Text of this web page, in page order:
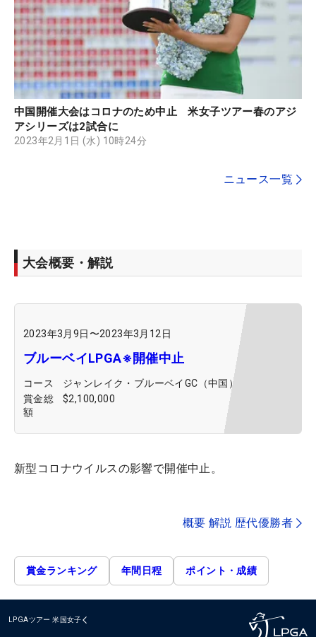
中国開催大会はコロナのため中止 米女子ツアー春のアジ
アシリーズは2試合に
2023年2月1日 (水) 10時24分
ニュース一覧
大会概要・解説
2023年3月9日 〜2023年3月12日
ブルーベイLPGA※開催中止
コース
ジャンレイク・ブルーベイGC（中国）
賞金総
額
$2,100,000
新型コロナウイルスの影響で開催中止。
概要 解説 歴代優勝者
賞金ランキング 年間日程 ポイント・成績
LPGAツアー 米国女子